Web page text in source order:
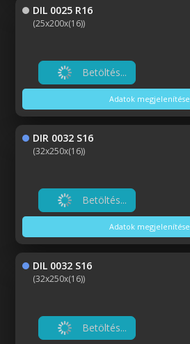
DIL 0025 R16
(25x200x(16))
Betöltés...
Adatok megjelenítése
DIR 0032 S16
(32x250x(16))
Betöltés...
Adatok megjelenítése
DIL 0032 S16
(32x250x(16))
Betöltés...